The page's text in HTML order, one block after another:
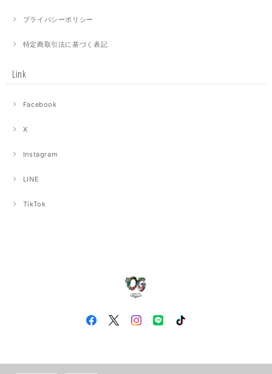
プライバシーポリシー
特定商取引法に基づく表記
Link
Facebook
X
Instagram
LINE
TikTok